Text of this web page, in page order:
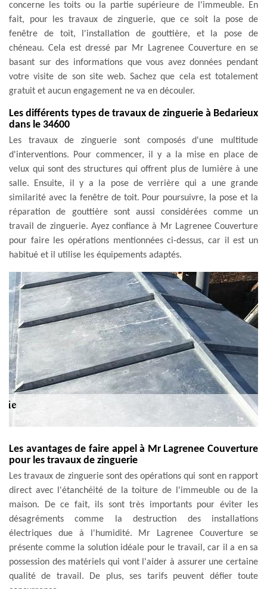
concerne les toits ou la partie supérieure de l'immeuble. En
fait, pour les travaux de zinguerie, que ce soit la pose de
fenêtre de toit, l'installation de gouttière, et la pose de
chéneau. Cela est dressé par Mr Lagrenee Couverture en se
basant sur des informations que vous avez données pendant
votre visite de son site web. Sachez que cela est totalement
gratuit et aucun engagement ne va en découler.
Les différents types de travaux de zinguerie à Bedarieux
dans le 34600
Les travaux de zinguerie sont composés d'une multitude
d'interventions. Pour commencer, il y a la mise en place de
velux qui sont des structures qui offrent plus de lumière à une
salle. Ensuite, il y a la pose de verrière qui a une grande
similarité avec la fenêtre de toit. Pour poursuivre, la pose et la
réparation de gouttière sont aussi considérées comme un
travail de zinguerie. Ayez confiance à Mr Lagrenee Couverture
pour faire les opérations mentionnées ci-dessus, car il est un
habitué et il utilise les équipements adaptés.
Les avantages de faire appel à Mr Lagrenee Couverture
pour les travaux de zinguerie
Les travaux de zinguerie sont des opérations qui sont en rapport
direct avec l'étanchéité de la toiture de l'immeuble ou de la
maison. De ce fait, ils sont très importants pour éviter les
désagréments comme la destruction des installations
électriques due à l'humidité. Mr Lagrenee Couverture se
présente comme la solution idéale pour le travail, car il a en sa
possession des matériels qui vont l'aider à assurer une certaine
qualité de travail. De plus, ses tarifs peuvent défier toute